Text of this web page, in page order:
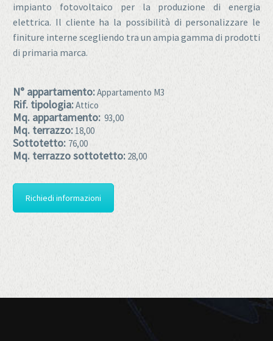
impianto fotovoltaico per la produzione di energia
elettrica. Il cliente ha la possibilità di personalizzare le
finiture interne scegliendo tra un ampia gamma di prodotti
di primaria marca.
N° appartamento:Appartamento M3
Rif. tipologia:Attico
Mq. appartamento: 93,00
Mq. terrazzo: 18,00
Sottotetto: 76,00
Mq. terrazzo sottotetto: 28,00
Richiedi informazioni